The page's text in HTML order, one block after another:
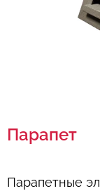
Парапет
Парапетные